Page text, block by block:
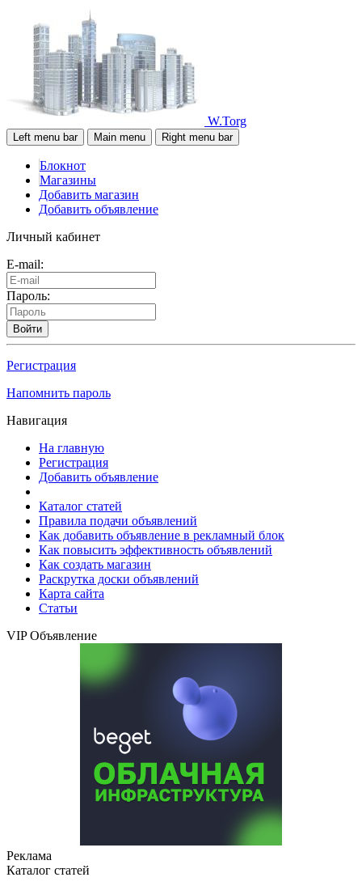
W.Torg
Left menu bar Main menu Right menu bar
Блокнот
Магазины
Добавить магазин
Добавить объявление
Личный кабинет
E-mail:
Пароль:
Войти
Регистрация
Напомнить пароль
Навигация
На главную
Регистрация
Добавить объявление
Каталог статей
Правила подачи объявлений
Как добавить объявление в рекламный блок
Как повысить эффективность объявлений
Как создать магазин
Раскрутка доски объявлений
Карта сайта
Статьи
VIP Объявление
Реклама
Каталог статей